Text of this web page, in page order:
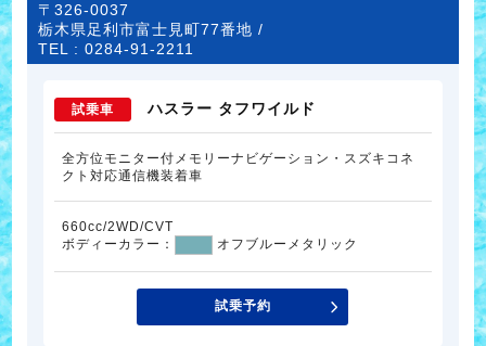
〒326-0037
栃木県足利市富士見町77番地 /
TEL :0284-91-2211
試乗車 ハスラー タフワイルド
全方位モニター付メモリーナビゲーション・スズキコネ
クト対応通信機装着車
660cc/2WD/CVT
ボディーカラー：
オフブルーメタリック
試乗予約